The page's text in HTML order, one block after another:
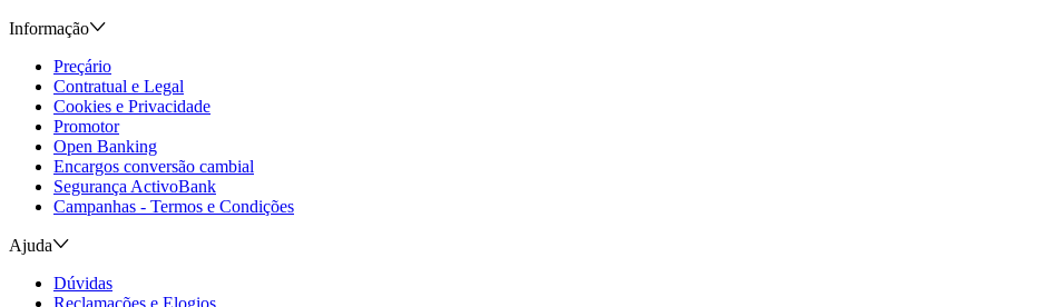
Informação
Preçário
Contratual e Legal
Cookies e Privacidade
Promotor
Open Banking
Encargos conversão cambial
Segurança ActivoBank
Campanhas - Termos e Condições
Ajuda
Dúvidas
Reclamações e Elogios